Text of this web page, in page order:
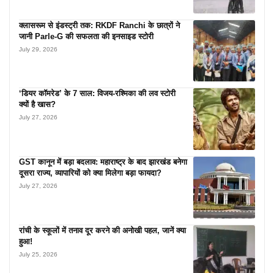
क्लासरूम से इंडस्ट्री तक: RKDF Ranchi के छात्रों ने
जानी Parle-G की सफलता की इनसाइड स्टोरी
July 29, 2026
‘डियर कॉमरेड’ के 7 साल: विजय-रश्मिका की लव स्टोरी
क्यों है खास?
July 27, 2026
GST कानून में बड़ा बदलाव: महाराष्ट्र के बाद झारखंड बनेगा
दूसरा राज्य, व्यापारियों को क्या मिलेगा बड़ा फायदा?
July 27, 2026
रांची के स्कूलों में तनाव दूर करने की अनोखी पहल, जानें क्या
हुआ!
July 25, 2026